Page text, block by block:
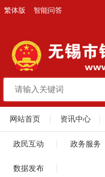
繁体版 智能问答
网站首页 资讯中心
政民互动 政务服务
数据发布